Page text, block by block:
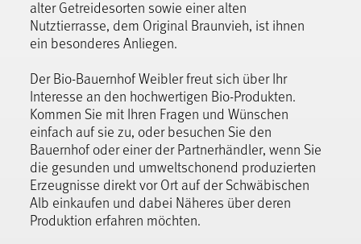
alter Getreidesorten sowie einer alten
Nutztierrasse, dem Original Braunvieh, ist ihnen
ein besonderes Anliegen.
Der Bio-Bauernhof Weibler freut sich über Ihr
Interesse an den hochwertigen Bio-Produkten.
Kommen Sie mit Ihren Fragen und Wünschen
einfach auf sie zu, oder besuchen Sie den
Bauernhof oder einer der Partnerhändler, wenn Sie
die gesunden und umweltschonend produzierten
Erzeugnisse direkt vor Ort auf der Schwäbischen
Alb einkaufen und dabei Näheres über deren
Produktion erfahren möchten.